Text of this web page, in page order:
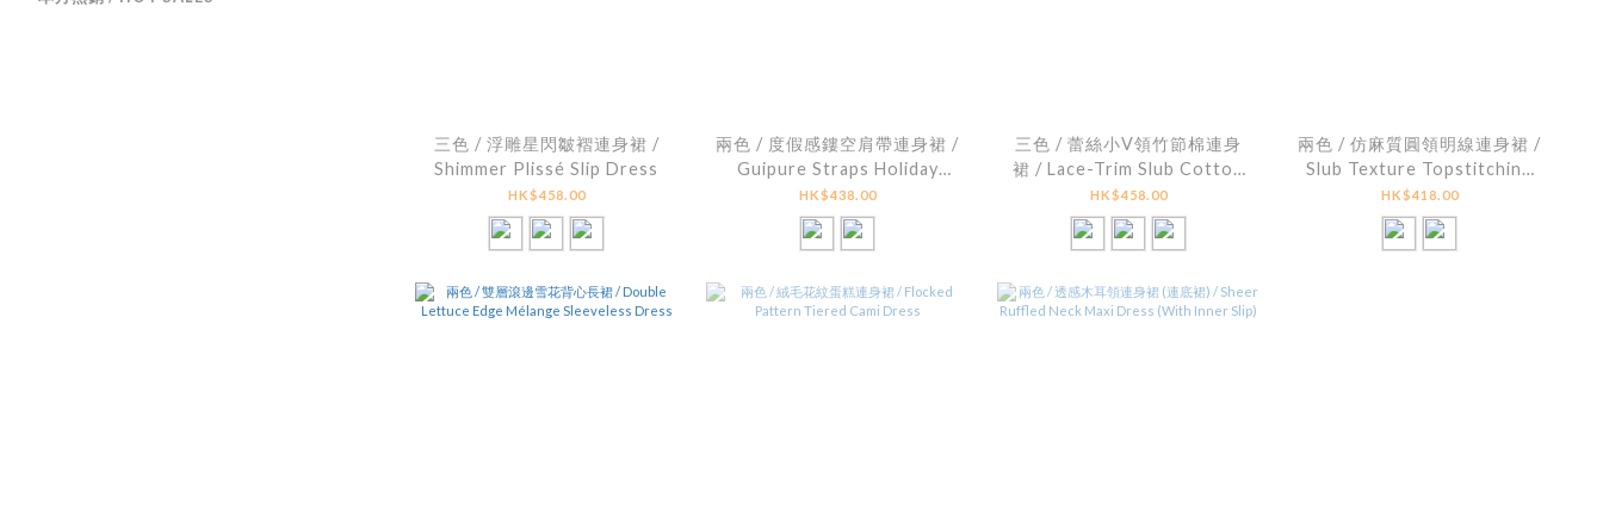
三色 / 浮雕星閃皺褶連身裙 /
Shimmer Plissé Slip Dress
HK$458.00
兩色 / 度假感鏤空肩帶連身裙 /
Guipure Straps Holiday
Dress
HK$438.00
三色 / 蕾絲小V領竹節棉連身
裙 / Lace-Trim Slub Cotton
Cami Dress
HK$458.00
兩色 / 仿麻質圓領明線連身裙 /
Slub Texture Topstitching
Scoop-Neck Dress
HK$418.00